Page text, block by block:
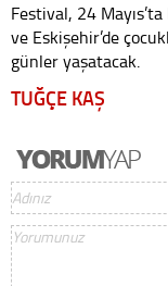
Festival, 24
ve Eskişehir’de
günler yaşatacak.
TUĞÇE KAŞ